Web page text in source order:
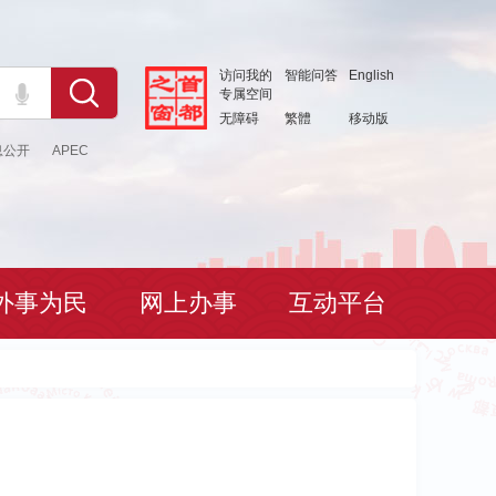
公开 APEC
访问我的
专属空间
智能问答 English
无障碍 繁體 移动版
事为民 网上办事 互动平台